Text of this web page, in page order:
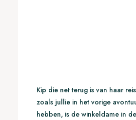
Kip die net terug is van haar
zoals jullie in het vorige
hebben, is de winkeldame in de